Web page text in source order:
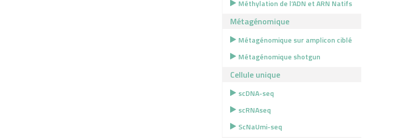
Méthylation de l’ADN et ARN Natifs
Métagénomique
Métagénomique sur amplicon ciblé
Métagénomique shotgun
Cellule unique
scDNA-seq
scRNAseq
ScNaUmi-seq